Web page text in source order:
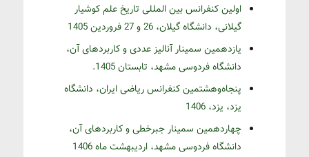
اولین کنفرانس بین المللی تاریخ علم کوشیار
گیلانی، دانشگاه گیلان، 26 و 27 فروردین 1405
یازدهمین سمینار آنالیز عددی و کاربردهای آن،
دانشگاه فردوسی مشهد، تابستان 1405.
پنجاه‌و‌هشتمین کنفرانس ریاضی ایران، دانشگاه
یزد، یزد، 1406
چهاردهمین سمینار جبرخطی و کاربردهای آن،
دانشگاه فردوسی مشهد، اردیبهشت ماه 1406